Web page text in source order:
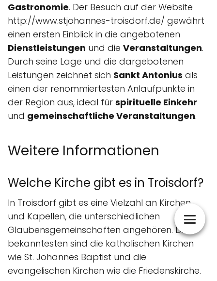
Gastronomie. Der Besuch auf der Website
http://www.stjohannes-troisdorf.de/ gewährt
einen ersten Einblick in die angebotenen
Dienstleistungen und die Veranstaltungen.
Durch seine Lage und die dargebotenen
Leistungen zeichnet sich Sankt Antonius als
einen der renommiertesten Anlaufpunkte in
der Region aus, ideal für spirituelle Einkehr
und gemeinschaftliche Veranstaltungen.
Weitere Informationen
Welche Kirche gibt es in Troisdorf?
In Troisdorf gibt es eine Vielzahl an Kirchen
und Kapellen, die unterschiedlichen
Glaubensgemeinschaften angehören. Die
bekanntesten sind die katholischen Kirchen
wie St. Johannes Baptist und die
evangelischen Kirchen wie die Friedenskirche.